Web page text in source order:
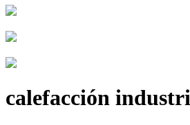
calefacción